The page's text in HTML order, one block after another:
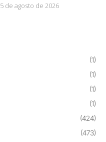
5 de agosto de 2026
(1)
(1)
(1)
(1)
(424)
(473)